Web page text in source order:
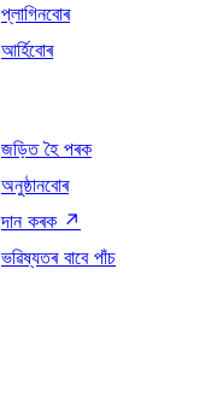
প্লাগিনবোৰ
আৰ্হিবোৰ
জড়িত হৈ পৰক
অনুষ্ঠানবোৰ
দান কৰক ↗
ভৱিষ্যতৰ বাবে পাঁচ